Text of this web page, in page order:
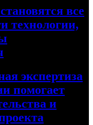
все
технологии,
экспертиза
помогает
и